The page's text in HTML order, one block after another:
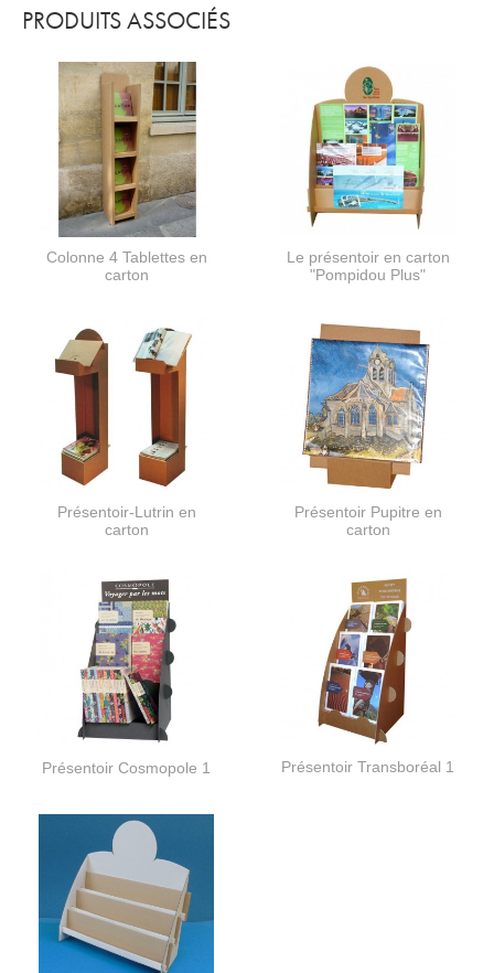
PRODUITS ASSOCIÉS
Colonne 4 Tablettes en
carton
Le présentoir en carton
"Pompidou Plus"
Présentoir-Lutrin en
carton
Présentoir Pupitre en
carton
Présentoir Cosmopole 1 Présentoir Transboréal 1